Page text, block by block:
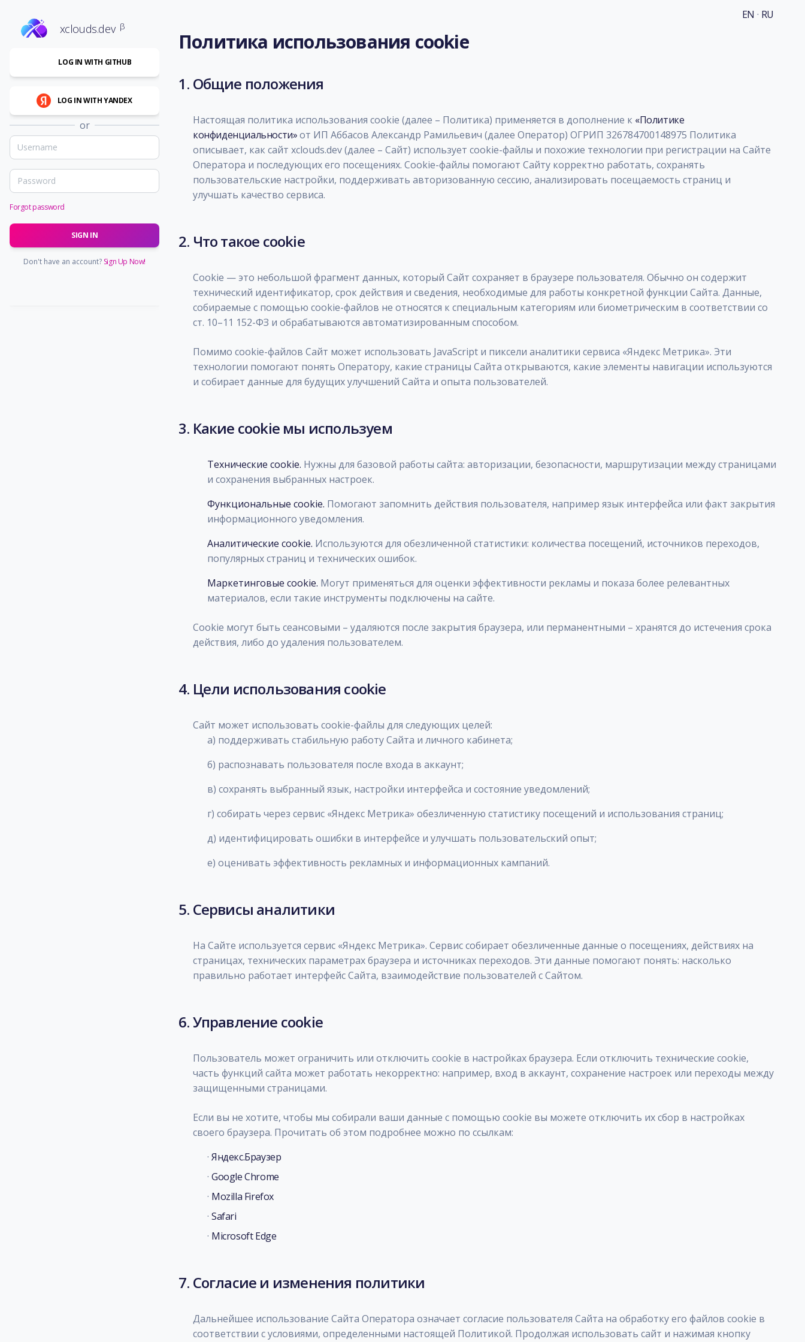
xclouds.dev β
LOG IN WITH GITHUB
LOG IN WITH YANDEX
or
Forgot password
SIGN IN
Don't have an account? Sign Up Now!
EN · RU
Политика использования cookie
1. Общие положения
Настоящая политика использования cookie (далее – Политика) применяется в дополнение к «Политике
конфиденциальности»от ИП Аббасов Александр Рамильевич (далее Оператор) ОГРИП 326784700148975 Политика
описывает, как сайт xclouds.dev (далее – Сайт) использует cookie-файлы и похожие технологии при регистрации на Сайте
Оператора и последующих его посещениях. Cookie-файлы помогают Сайту корректно работать, сохранять
пользовательские настройки, поддерживать авторизованную сессию, анализировать посещаемость страниц и
улучшать качество сервиса.
2. Что такое cookie
Cookie — это небольшой фрагмент данных, который Сайт сохраняет в браузере пользователя. Обычно он содержит
технический идентификатор, срок действия и сведения, необходимые для работы конкретной функции Сайта. Данные,
собираемые с помощью cookie-файлов не относятся к специальным категориям или биометрическим в соответствии со
ст. 10–11 152-ФЗ и обрабатываются автоматизированным способом.
Помимо cookie-файлов Сайт может использовать JavaScript и пиксели аналитики сервиса «Яндекс Метрика». Эти
технологии помогают понять Оператору, какие страницы Сайта открываются, какие элементы навигации используются
и собирает данные для будущих улучшений Сайта и опыта пользователей.
3. Какие cookie мы используем
Технические cookie. Нужны для базовой работы сайта: авторизации, безопасности, маршрутизации между страницами
и сохранения выбранных настроек.
Функциональные cookie. Помогают запомнить действия пользователя, например язык интерфейса или факт закрытия
информационного уведомления.
Аналитические cookie. Используются для обезличенной статистики: количества посещений, источников переходов,
популярных страниц и технических ошибок.
Маркетинговые cookie. Могут применяться для оценки эффективности рекламы и показа более релевантных
материалов, если такие инструменты подключены на сайте.
Cookie могут быть сеансовыми – удаляются после закрытия браузера, или перманентными – хранятся до истечения срока
действия, либо до удаления пользователем.
4. Цели использования cookie
Сайт может использовать cookie-файлы для следующих целей:
а) поддерживать стабильную работу Сайта и личного кабинета;
б) распознавать пользователя после входа в аккаунт;
в) сохранять выбранный язык, настройки интерфейса и состояние уведомлений;
г) собирать через сервис «Яндекс Метрика» обезличенную статистику посещений и использования страниц;
д) идентифицировать ошибки в интерфейсе и улучшать пользовательский опыт;
е) оценивать эффективность рекламных и информационных кампаний.
5. Сервисы аналитики
На Сайте используется сервис «Яндекс Метрика». Сервис собирает обезличенные данные о посещениях, действиях на
страницах, технических параметрах браузера и источниках переходов. Эти данные помогают понять: насколько
правильно работает интерфейс Сайта, взаимодействие пользователей с Сайтом.
6. Управление cookie
Пользователь может ограничить или отключить cookie в настройках браузера. Если отключить технические cookie,
часть функций сайта может работать некорректно: например, вход в аккаунт, сохранение настроек или переходы между
защищенными страницами.
Если вы не хотите, чтобы мы собирали ваши данные с помощью cookie вы можете отключить их сбор в настройках
своего браузера. Прочитать об этом подробнее можно по ссылкам:
· Яндекс.Браузер
· Google Chrome
· Mozilla Firefox
· Safari
· Microsoft Edge
7. Согласие и изменения политики
Дальнейшее использование Сайта Оператора означает согласие пользователя Сайта на обработку его файлов cookie в
соответствии с условиями, определенными настоящей Политикой. Продолжая использовать сайт и нажимая кнопку